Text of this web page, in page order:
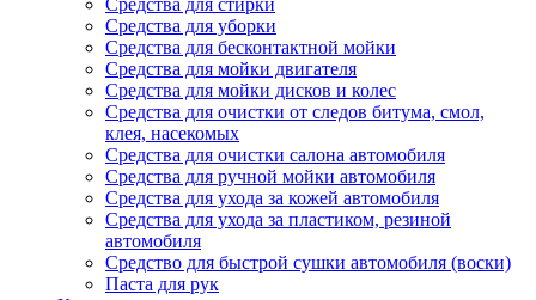
Средства для стирки
Средства для уборки
Средства для бесконтактной мойки
Средства для мойки двигателя
Средства для мойки дисков и колес
Средства для очистки от следов битума, смол,
клея, насекомых
Средства для очистки салона автомобиля
Средства для ручной мойки автомобиля
Средства для ухода за кожей автомобиля
Средства для ухода за пластиком, резиной
автомобиля
Средство для быстрой сушки автомобиля (воски)
Паста для рук